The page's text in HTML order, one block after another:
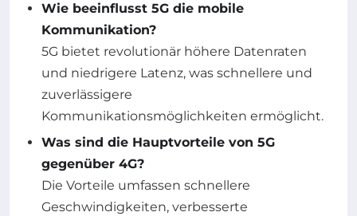
Wie beeinflusst 5G die mobile
Kommunikation?
5G bietet revolutionär höhere Datenraten
und niedrigere Latenz, was schnellere und
zuverlässigere
Kommunikationsmöglichkeiten ermöglicht.
Was sind die Hauptvorteile von 5G
gegenüber 4G?
Die Vorteile umfassen schnellere
Geschwindigkeiten, verbesserte